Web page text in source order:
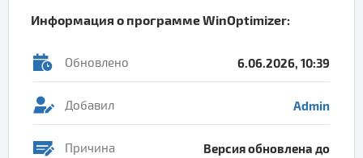
Информация о программеWinOptimizer:
Обновлено 6.06.2026, 10:39
Добавил Admin
Причина
Версия обновлена до